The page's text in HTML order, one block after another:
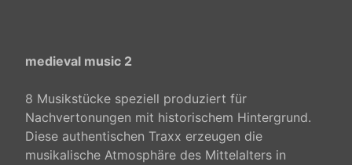
medieval music 2
8 Musikstücke speziell produziert für
Nachvertonungen mit historischem Hintergrund.
Diese authentischen Traxx erzeugen die
musikalische Atmosphäre des Mittelalters in